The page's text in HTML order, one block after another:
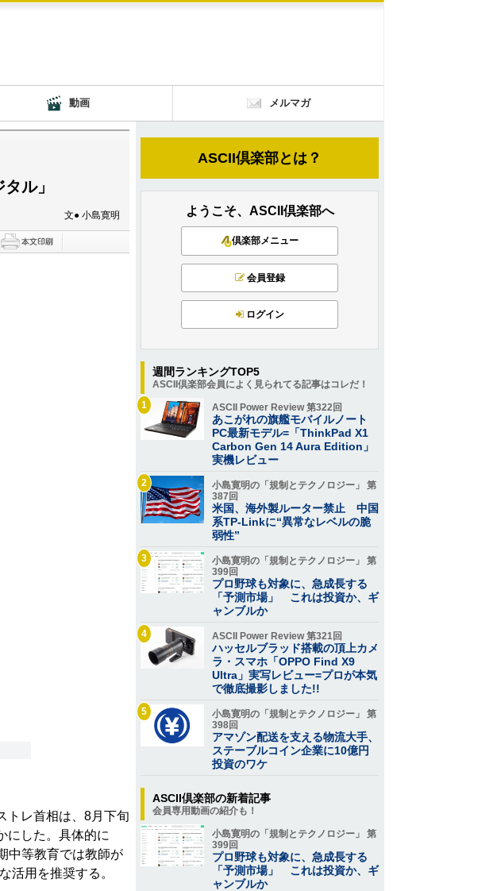
動画 メルマガ
ル」
文● 小島寛明
トレ首相は、8月下旬
にした。具体的に
中等教育では教師が
活用を推奨する。
ASCII倶楽部とは？
ようこそ、ASCII倶楽部へ
倶楽部メニュー
会員登録
ログイン
週間ランキングTOP5
ASCII倶楽部会員によく見られてる記事はコレだ！
1
ASCII Power Review 第322回
あこがれの旗艦モバイルノート
PC最新モデル=「ThinkPad X1
Carbon Gen 14 Aura Edition」
実機レビュー
2
小島寛明の「規制とテクノロジー」 第
387回
米国、海外製ルーター禁止 中国
系TP-Linkに“異常なレベルの脆
弱性”
3
小島寛明の「規制とテクノロジー」 第
399回
プロ野球も対象に、急成長する
「予測市場」 これは投資か、ギ
ャンブルか
4 ASCII Power Review 第321回
ハッセルブラッド搭載の頂上カメ
ラ・スマホ「OPPO Find X9
Ultra」実写レビュー=プロが本気
で徹底撮影しました!!
5
小島寛明の「規制とテクノロジー」 第
398回
アマゾン配送を支える物流大手、
ステーブルコイン企業に10億円
投資のワケ
ASCII倶楽部の新着記事
会員専用動画の紹介も！
小島寛明の「規制とテクノロジー」 第
399回
プロ野球も対象に、急成長する
「予測市場」 これは投資か、ギ
ャンブルか